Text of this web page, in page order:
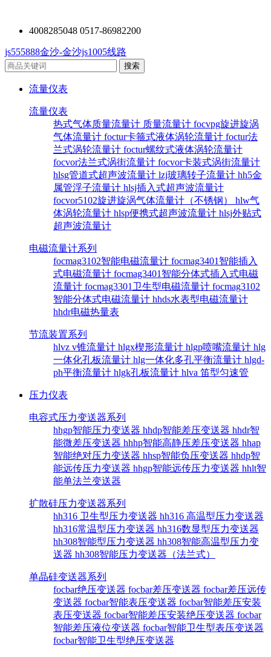
4008285048 0517-86982200
js555888金沙-金沙js1005线路
流量仪表
流量仪表
热式气体质量流量计 质量流量计 focvpg旋进旋涡
气体流量计 foctur卡箍式液体涡轮流量计 foctur法
兰式涡轮流量计 foctur螺纹式液体涡轮流量计
focvor法兰式涡街流量计 focvor卡装式涡街流量计
hlsg管道式超声波流量计 lzj玻璃转子流量计 hh5金
属管浮子流量计 hlsj插入式超声波流量计
focvor5102旋进旋涡气体流量计（不锈钢） hlw气
体涡轮流量计 hlsp便携式超声波流量计 hlsj外贴式
超声波流量计
电磁流量计系列
focmag3102智能电磁流量计 focmag3401智能插入
式电磁流量计 focmag3401智能分体式插入式电磁
流量计 focmag3301卫生型电磁流量计 focmag3102
智能分体式电磁流量计 hhds水表型电磁流量计
hhdr电磁热量表
节流装置系列
hlvz v锥流量计 hlgx楔形流量计 hlgp喷嘴流量计 hlg
一体化孔板流量计 hlg一体化多孔平衡流量计 hlgd-
ph平衡流量计 hlgk孔板流量计 hlva 笛型匀速管
压力仪表
电容式压力变送器系列
hhgp智能压力变送器 hhdp智能差压变送器 hhdr智
能微差压变送器 hhhp智能高静压差压变送器 hhap
智能绝对压力变送器 hhsp智能负压变送器 hhdp智
能远传压力变送器 hhgp智能远传压力变送器 hhlt智
能单法兰变送器
扩散硅压力变送器系列
hh316 卫生型压力变送器 hh316 高温型压力变送器
hh316常温型压力变送器 hh316数显型压力变送器
hh308智能型压力变送器 hh308智能高温型压力变
送器 hh308智能压力变送器（法兰式）
单晶硅变送器系列
focbar绝压变送器 focbar差压变送器 focbar差压远传
变送器 focbar智能表压变送器 focbar智能差压安装
表压变送器 focbar智能差压安装绝压变送器 focbar
智能差压液位变送器 focbar智能卫生型表压变送器
focbar智能卫生型绝压变送器